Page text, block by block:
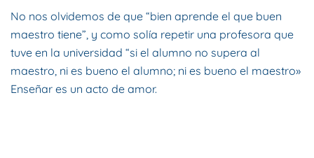
No nos olvidemos de que “bien aprende el que buen
maestro tiene”, y como solía repetir una profesora que
tuve en la universidad “si el alumno no supera al
maestro, ni es bueno el alumno; ni es bueno el maestro»
Enseñar es un acto de amor.